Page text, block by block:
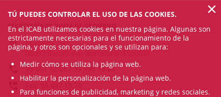
SECRETARÍA DE JUNTA DE GOBIERNO
Mallorca, 283
08037 Barcelona , Barcelona (España)
93 601 12 28 / 93 496 18 80
Fax: 93 487 15 70
TÚ PUEDES CONTROLAR EL USO DE LAS COOKIES.
En el ICAB utilizamos cookies en nuestra página. Algunas son
estrictamente necesarias para el funcionamiento de la
página, y otros son opcionales y se utilizan para:
Medir cómo se utiliza la página web.
Habilitar la personalización de la página web.
Para funciones de publicidad, marketing y redes sociales.
×